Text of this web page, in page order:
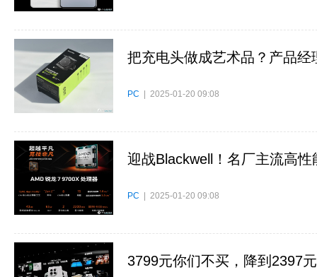
把充电头做成艺术品？产品
PC | 2025-01-20 09:08
迎战Blackwell！名厂主流高
PC | 2025-01-20 09:08
3799元你们不买，降到2397